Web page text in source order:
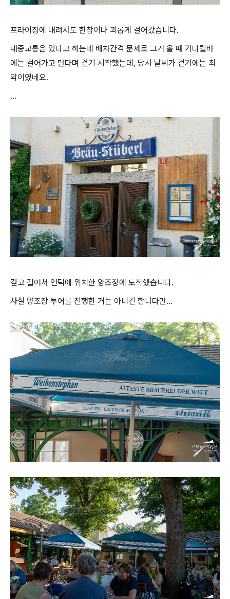
프라이징에 내려서도 한참이나 괴롭게 걸어갔습니다.
대중교통은 있다고 하는데 배차간격 문제로 그거 올 때 기다릴바
에는 걸어가고 만다며 걷기 시작했는데, 당시 날씨가 걷기에는 최
악이였네요.
...
걷고 걸어서 언덕에 위치한 양조장에 도착했습니다.
사실 양조장 투어를 진행한 거는 아니긴 합니다만...